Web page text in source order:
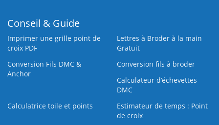
Conseil & Guide
Imprimer une grille point de
croix PDF
Lettres à Broder à la main
Gratuit
Conversion Fils DMC &
Anchor
Conversion fils à broder
Calculateur d’échevettes
DMC
Calculatrice toile et points
Estimateur de temps : Point
de croix